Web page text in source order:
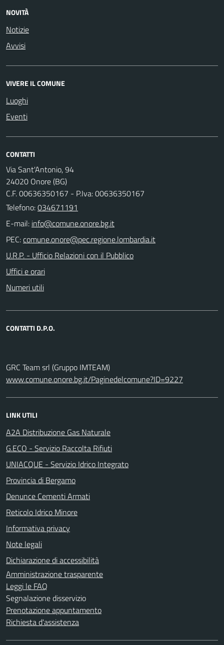
NOVITÀ
Notizie
Avvisi
VIVERE IL COMUNE
Luoghi
Eventi
CONTATTI
Via Sant'Antonio, 94
24020 Onore (BG)
C.F. 00636350167 - P.Iva: 00636350167
Telefono:034671191
E-mail:
PEC:
U.R.P. - Ufficio Relazioni con il Pubblico
Uffici e orari
Numeri utili
CONTATTI D.P.O.
GRC Team srl (Gruppo IMTEAM)
www.comune.onore.bg.it/Paginedelcomune?ID=9227
LINK UTILI
A2A Distribuzione Gas Naturale
G.ECO - Servizio Raccolta Rifiuti
UNIACQUE - Servizio Idrico Integrato
Provincia di Bergamo
Denunce Cementi Armati
Reticolo Idrico Minore
Informativa privacy
Note legali
Dichiarazione di accessibilità
Amministrazione trasparente
Leggi le FAQ
Segnalazione disservizio
Prenotazione appuntamento
Richiesta d'assistenza